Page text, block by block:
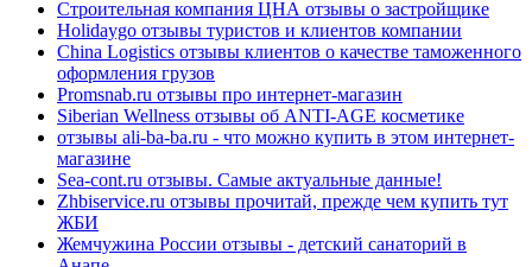
Строительная компания ЦНА отзывы о застройщике
Holidaygo отзывы туристов и клиентов компании
China Logistics отзывы клиентов о качестве таможенного
оформления грузов
Promsnab.ru отзывы про интернет-магазин
Siberian Wellness отзывы об ANTI-AGE косметике
отзывы ali-ba-ba.ru - что можно купить в этом интернет-
магазине
Sea-cont.ru отзывы. Самые актуальные данные!
Zhbiservice.ru отзывы прочитай, прежде чем купить тут
ЖБИ
Жемчужина России отзывы - детский санаторий в